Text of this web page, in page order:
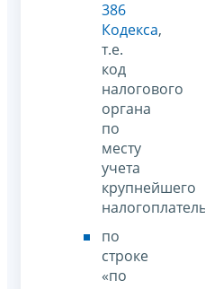
386
Кодекса,
т.е.
код
налогового
органа
по
месту
учета
крупнейшего
по
строке
«по